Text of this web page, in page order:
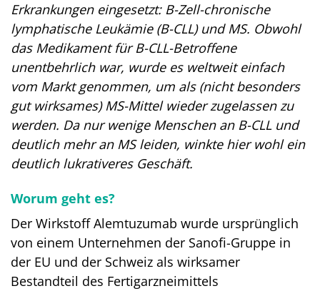
Erkrankungen eingesetzt: B-Zell-chronische
lymphatische Leukämie (B-CLL) und MS. Obwohl
das Medikament für B-CLL-Betroffene
unentbehrlich war, wurde es weltweit einfach
vom Markt genommen, um als (nicht besonders
gut wirksames) MS-Mittel wieder zugelassen zu
werden. Da nur wenige Menschen an B-CLL und
deutlich mehr an MS leiden, winkte hier wohl ein
deutlich lukrativeres Geschäft.
Worum geht es?
Der Wirkstoff Alemtuzumab wurde ursprünglich
von einem Unternehmen der Sanofi-Gruppe in
der EU und der Schweiz als wirksamer
Bestandteil des Fertigarzneimittels